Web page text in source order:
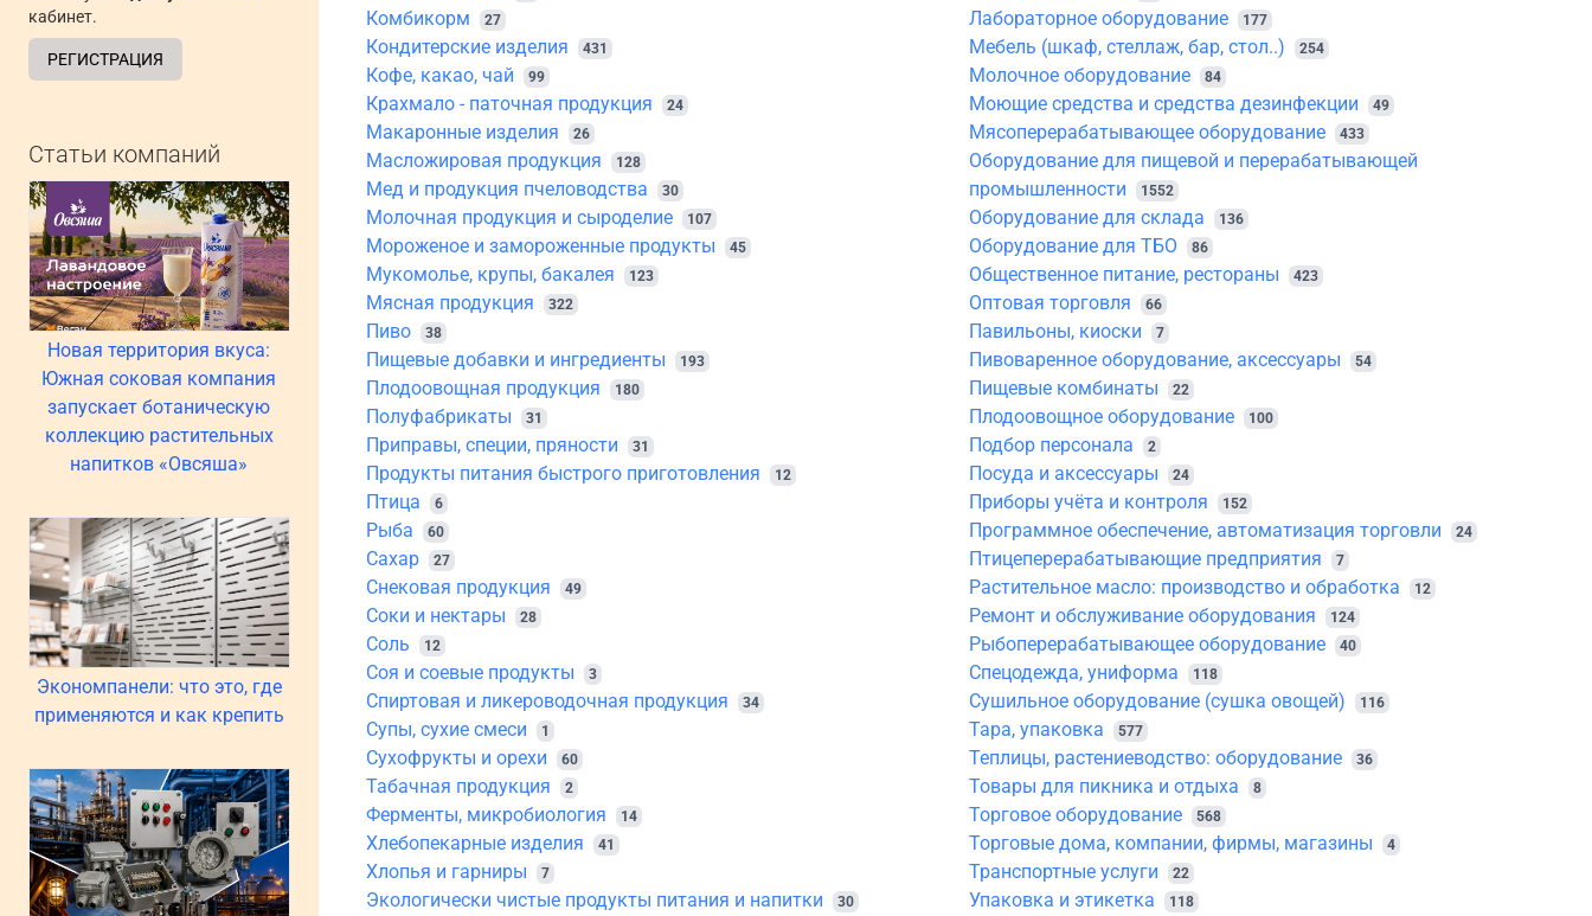
кабинет.
РЕГИСТРАЦИЯ
Статьи компаний
Новая территория вкуса:
Южная соковая компания
запускает ботаническую
коллекцию растительных
напитков «Овсяша»
Экономпанели: что это, где
применяются и как крепить
Комбикорм 27
Кондитерские изделия 431
Кофе, какао, чай 99
Крахмало - паточная продукция 24
Макаронные изделия 26
Масложировая продукция 128
Мед и продукция пчеловодства 30
Молочная продукция и сыроделие 107
Мороженое и замороженные продукты 45
Мукомолье, крупы, бакалея 123
Мясная продукция 322
Пиво 38
Пищевые добавки и ингредиенты 193
Плодоовощная продукция 180
Полуфабрикаты 31
Приправы, специи, пряности 31
Продукты питания быстрого приготовления 12
Птица 6
Рыба 60
Сахар 27
Снековая продукция 49
Соки и нектары 28
Соль 12
Соя и соевые продукты 3
Спиртовая и ликероводочная продукция 34
Супы, сухие смеси 1
Сухофрукты и орехи 60
Табачная продукция 2
Ферменты, микробиология 14
Хлебопекарные изделия 41
Хлопья и гарниры 7
Экологически чистые продукты питания и напитки 30
Лабораторное оборудование 177
Мебель (шкаф, стеллаж, бар, стол..) 254
Молочное оборудование 84
Моющие средства и средства дезинфекции 49
Мясоперерабатывающее оборудование 433
Оборудование для пищевой и перерабатывающей
промышленности
1552
Оборудование для склада 136
Оборудование для ТБО 86
Общественное питание, рестораны 423
Оптовая торговля 66
Павильоны, киоски 7
Пивоваренное оборудование, аксессуары 54
Пищевые комбинаты 22
Плодоовощное оборудование 100
Подбор персонала 2
Посуда и аксессуары 24
Приборы учёта и контроля 152
Программное обеспечение, автоматизация торговли 24
Птицеперерабатывающие предприятия 7
Растительное масло: производство и обработка 12
Ремонт и обслуживание оборудования 124
Рыбоперерабатывающее оборудование 40
Спецодежда, униформа 118
Сушильное оборудование (сушка овощей) 116
Тара, упаковка 577
Теплицы, растениеводство: оборудование 36
Товары для пикника и отдыха 8
Торговое оборудование 568
Торговые дома, компании, фирмы, магазины 4
Транспортные услуги 22
Упаковка и этикетка 118